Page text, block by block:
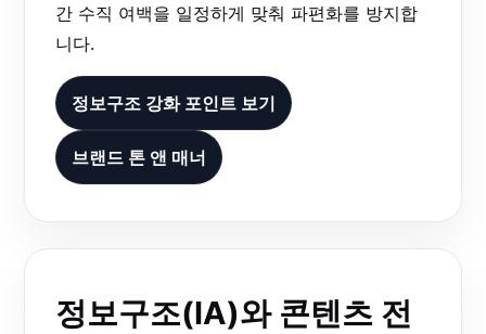
간 수직 여백을 일정하게 맞춰 파편화를 방지합
니다.
정보구조 강화 포인트 보기
브랜드 톤 앤 매너
정보구조(IA)와 콘텐츠 전